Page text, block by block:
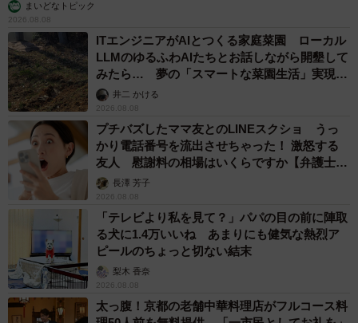
まいどなトピック
2026.08.08
ITエンジニアがAIとつくる家庭菜園 ローカル
LLMのゆるふわAIたちとお話しながら開墾して
みたら… 夢の「スマートな菜園生活」実現な
るか井二 かける
2026.08.08
プチバズしたママ友とのLINEスクショ うっ
かり電話番号を流出させちゃった！ 激怒する
友人 慰謝料の相場はいくらですか【弁護士が
解説】長澤 芳子
2026.08.08
「テレビより私を見て？」パパの目の前に陣取
る犬に1.4万いいね あまりにも健気な熱烈ア
ピールのちょっと切ない結末
梨木 香奈
2026.08.08
太っ腹！京都の老舗中華料理店がフルコース料